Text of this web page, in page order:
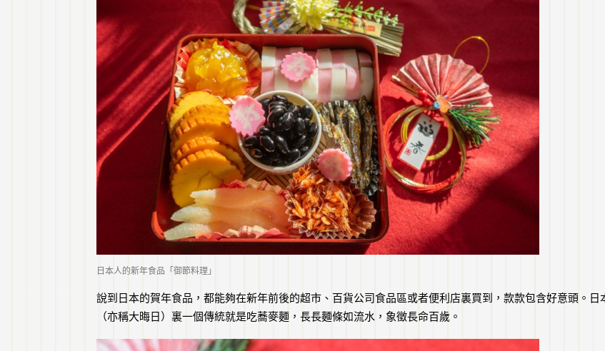
日本人的新年食品「御節料理」
說到日本的賀年食品，都能夠在新年前後的超市、百貨公司食品區或者便利店裏買到，款款包含好意頭。日
（亦稱大晦日）裏一個傳統就是吃蕎麥麵，長長麵條如流水，象徵長命百歲。